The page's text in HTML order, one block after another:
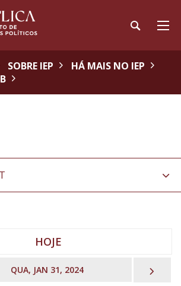
SOBRE IEP
HÁ MAIS NO IEP
HOJE
QUA, JAN 31, 2024